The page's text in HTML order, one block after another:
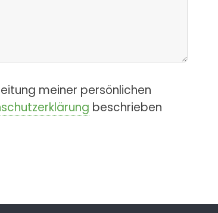
meiner persönlichen
beschrieben